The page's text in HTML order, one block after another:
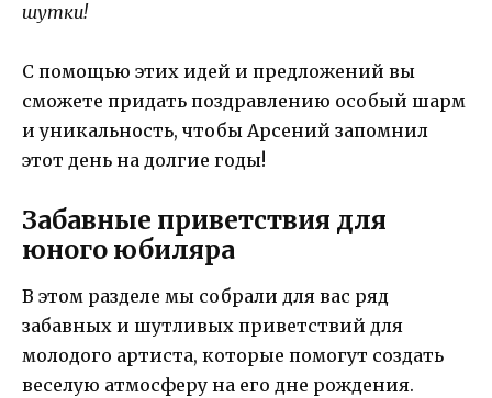
шутки!
С помощью этих идей и предложений вы
сможете придать поздравлению особый шарм
и уникальность, чтобы Арсений запомнил
этот день на долгие годы!
Забавные приветствия для
юного юбиляра
В этом разделе мы собрали для вас ряд
забавных и шутливых приветствий для
молодого артиста, которые помогут создать
веселую атмосферу на его дне рождения.